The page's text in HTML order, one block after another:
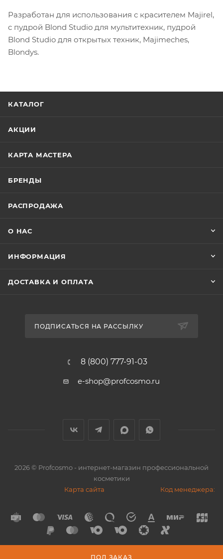
ПОД ЗАКАЗ
Разработан для использования с красителем Majirel,
с пудрой Blond Studio для мультитехник, пудрой
Blond Studio для открытых техник, Majimeches,
Blondys.
КАТАЛОГ
АКЦИИ
КАРТА МАСТЕРА
БРЕНДЫ
РАСПРОДАЖА
О НАС
ИНФОРМАЦИЯ
ДОСТАВКА И ОПЛАТА
ПОДПИСАТЬСЯ НА РАССЫЛКУ
8 (800) 777-91-03
e-shop@profcosmo.ru
2026© Profcosmo - интернет-магазин профессиональной
косметики
Карта сайта
Код менеджера: